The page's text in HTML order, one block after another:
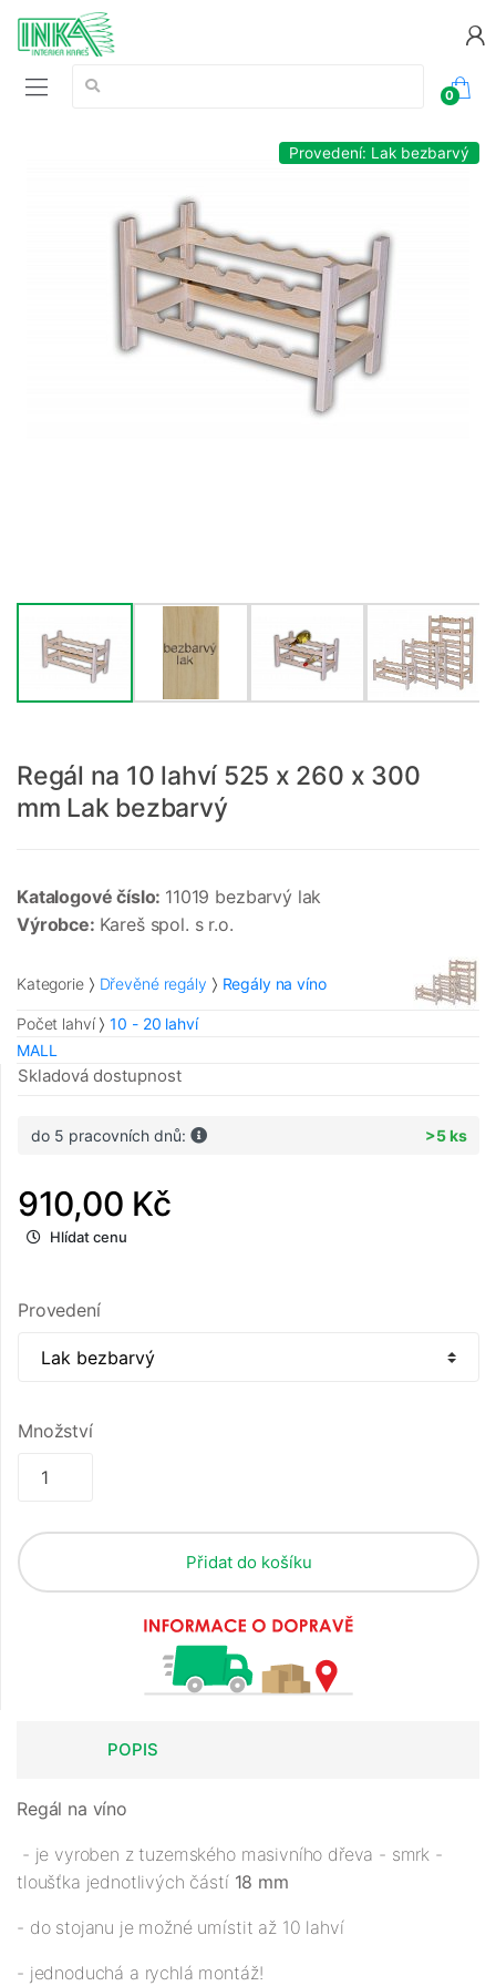
Vyhledávání:
0
Provedení: Lak bezbarvý
Regál na 10 lahví 525 x 260 x 300
mm Lak bezbarvý
Katalogové číslo: 11019 bezbarvý lak
Výrobce: Kareš spol. s r.o.
Kategorie Dřevěné regály Regály na víno
Počet lahví
10 - 20 lahví
MALL
Skladová dostupnost
do 5 pracovních dnů: >5 ks
910,00 Kč
Hlídat cenu
Provedení
Množství
Přidat do košíku
POPIS
Regál na víno
- je vyroben z tuzemského masivního dřeva - smrk -
tloušťka jednotlivých částí 18 mm
- do stojanu je možné umístit až 10 lahví
- jednoduchá a rychlá montáž!